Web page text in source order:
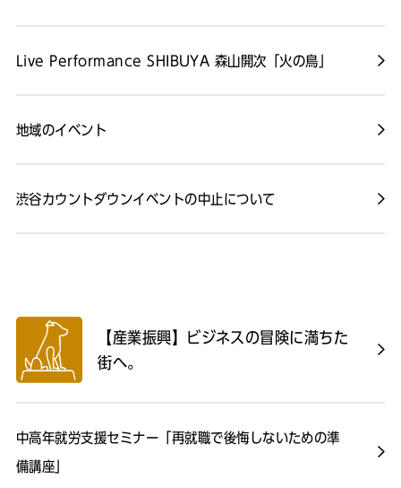
Live Performance SHIBUYA 森山開次「火の鳥」
地域のイベント
渋谷カウントダウンイベントの中止について
【産業振興】ビジネスの冒険に満ちた
街へ。
中高年就労支援セミナー「再就職で後悔しないための準
備講座」